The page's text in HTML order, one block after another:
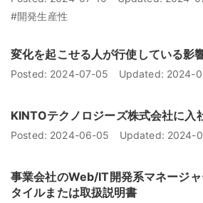
#開発生産性
変化を起こせる人が行使している影
Posted: 2024-07-05 Updated: 2024-
KINTOテクノロジーズ株式会社に入
Posted: 2024-06-05 Updated: 2024-
事業会社のWeb/IT開発系マネージ
タイルまたは取扱説明書